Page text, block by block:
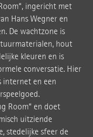
ingericht met
Hans Wegner en
De wachtzone is
hout
kleuren en is
conversatie. Hier
internet en een
Room“ en doet
uitziende
stedelijke sfeer de